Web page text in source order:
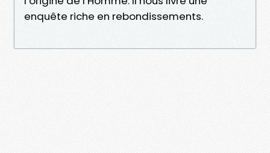
enquête riche en rebondissements.